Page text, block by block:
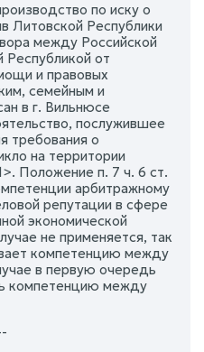
по иску о
Литовской Республики
между Российской
от
и правовых
семейным и
в г. Вильнюсе
послужившее
требования о
на территории
Положение п. 7 ч. 6 ст.
арбитражному
репутации в сфере
экономической
не применяется, так
компетенцию между
в первую очередь
компетенцию между